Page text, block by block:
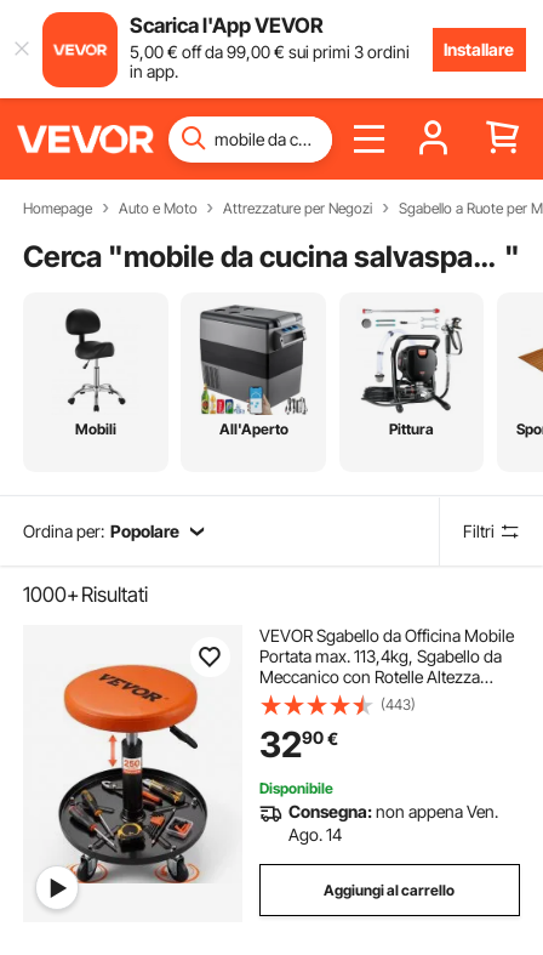
Scarica l'App VEVOR
5,00€ off da99,00€ sui primi 3 ordini
in app.
Installare
Homepage Auto e Moto Attrezzature per Negozi Sgabello a Ruote per
Cerca " mobile da cucina salvaspazio "
Mobili All'Aperto Pittura
Ordina per: Popolare Filtri
1000+Risultati
VEVOR Sgabello da Officina Mobile
Portata max. 113,4kg, Sgabello da
Meccanico con Rotelle Altezza
Regolabile da Officina con Vassoio
Porta Attrezzi, Sedia per
Riparazione Auto Moto da Garage
Officina
(443)
3290€
Disponibile
Consegna:non appena Ven.
Ago. 14
Aggiungi al carrello